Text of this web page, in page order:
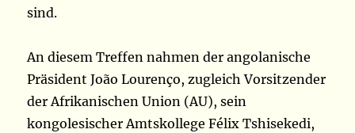
sind.
An diesem Treffen nahmen der angolanische
Präsident João Lourenço, zugleich Vorsitzender
der Afrikanischen Union (AU), sein
kongolesischer Amtskollege Félix Tshisekedi,